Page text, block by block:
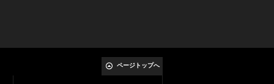
ページトップへ